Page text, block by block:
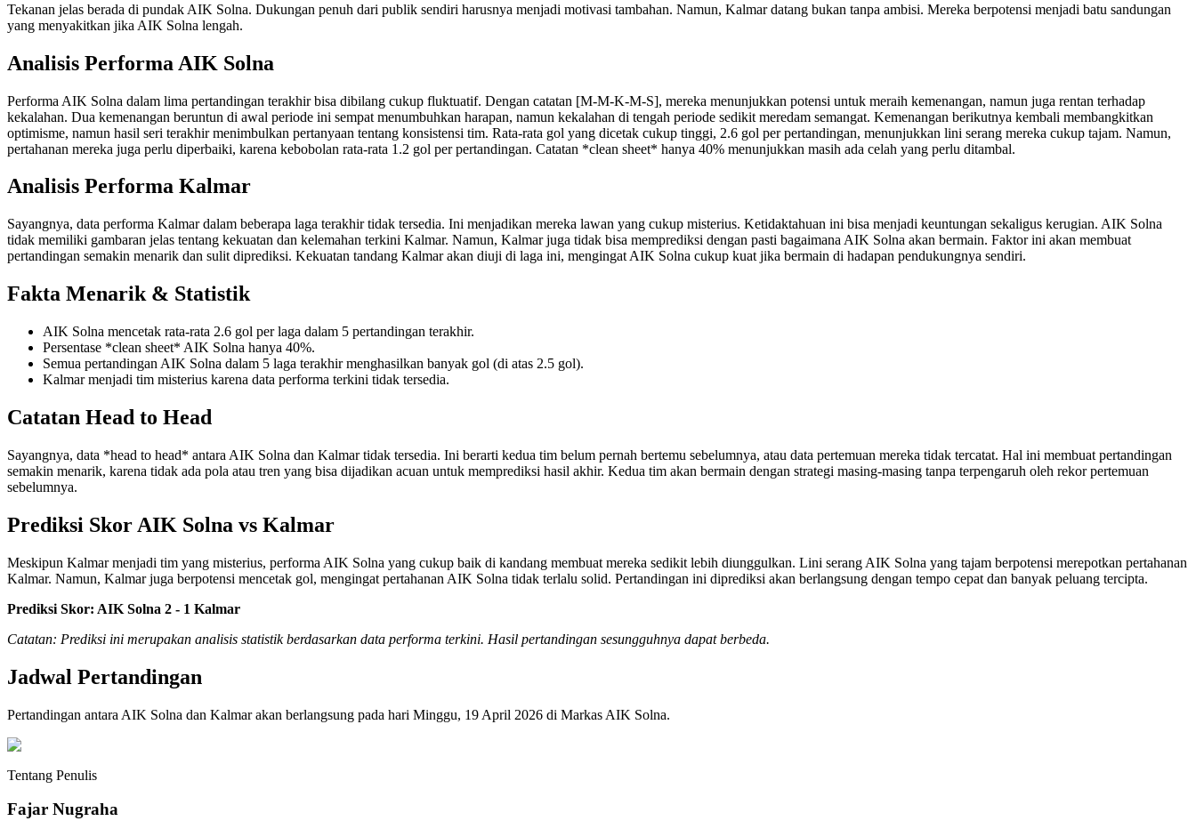
Tekanan jelas berada di pundak AIK Solna. Dukungan penuh dari publik sendiri harusnya menjadi motivasi tambahan. Namun, Kalmar datang bukan tanpa ambisi. Mereka berpotensi menjadi batu sandungan
yang menyakitkan jika AIK Solna lengah.
Analisis Performa AIK Solna
Performa AIK Solna dalam lima pertandingan terakhir bisa dibilang cukup fluktuatif. Dengan catatan [M-M-K-M-S], mereka menunjukkan potensi untuk meraih kemenangan, namun juga rentan terhadap
kekalahan. Dua kemenangan beruntun di awal periode ini sempat menumbuhkan harapan, namun kekalahan di tengah periode sedikit meredam semangat. Kemenangan berikutnya kembali membangkitkan
optimisme, namun hasil seri terakhir menimbulkan pertanyaan tentang konsistensi tim. Rata-rata gol yang dicetak cukup tinggi, 2.6 gol per pertandingan, menunjukkan lini serang mereka cukup tajam. Namun,
pertahanan mereka juga perlu diperbaiki, karena kebobolan rata-rata 1.2 gol per pertandingan. Catatan *clean sheet* hanya 40% menunjukkan masih ada celah yang perlu ditambal.
Analisis Performa Kalmar
Sayangnya, data performa Kalmar dalam beberapa laga terakhir tidak tersedia. Ini menjadikan mereka lawan yang cukup misterius. Ketidaktahuan ini bisa menjadi keuntungan sekaligus kerugian. AIK Solna
tidak memiliki gambaran jelas tentang kekuatan dan kelemahan terkini Kalmar. Namun, Kalmar juga tidak bisa memprediksi dengan pasti bagaimana AIK Solna akan bermain. Faktor ini akan membuat
pertandingan semakin menarik dan sulit diprediksi. Kekuatan tandang Kalmar akan diuji di laga ini, mengingat AIK Solna cukup kuat jika bermain di hadapan pendukungnya sendiri.
Fakta Menarik & Statistik
AIK Solna mencetak rata-rata 2.6 gol per laga dalam 5 pertandingan terakhir.
Persentase *clean sheet* AIK Solna hanya 40%.
Semua pertandingan AIK Solna dalam 5 laga terakhir menghasilkan banyak gol (di atas 2.5 gol).
Kalmar menjadi tim misterius karena data performa terkini tidak tersedia.
Catatan Head to Head
Sayangnya, data *head to head* antara AIK Solna dan Kalmar tidak tersedia. Ini berarti kedua tim belum pernah bertemu sebelumnya, atau data pertemuan mereka tidak tercatat. Hal ini membuat pertandingan
semakin menarik, karena tidak ada pola atau tren yang bisa dijadikan acuan untuk memprediksi hasil akhir. Kedua tim akan bermain dengan strategi masing-masing tanpa terpengaruh oleh rekor pertemuan
sebelumnya.
Prediksi Skor AIK Solna vs Kalmar
Meskipun Kalmar menjadi tim yang misterius, performa AIK Solna yang cukup baik di kandang membuat mereka sedikit lebih diunggulkan. Lini serang AIK Solna yang tajam berpotensi merepotkan pertahanan
Kalmar. Namun, Kalmar juga berpotensi mencetak gol, mengingat pertahanan AIK Solna tidak terlalu solid. Pertandingan ini diprediksi akan berlangsung dengan tempo cepat dan banyak peluang tercipta.
Prediksi Skor: AIK Solna 2 - 1 Kalmar
Catatan: Prediksi ini merupakan analisis statistik berdasarkan data performa terkini. Hasil pertandingan sesungguhnya dapat berbeda.
Jadwal Pertandingan
Pertandingan antara AIK Solna dan Kalmar akan berlangsung pada hari Minggu, 19 April 2026 di Markas AIK Solna.
Tentang Penulis
Fajar Nugraha